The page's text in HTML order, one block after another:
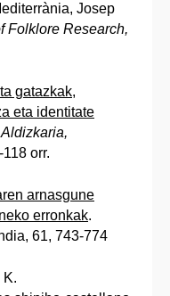
Josep
Folklore Research,
gatazkak,
eta identitate
orr.
arnasgune
erronkak.
61, 743-774
K.